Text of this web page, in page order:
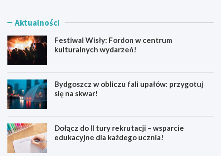
Aktualności
Festiwal Wisły: Fordon w centrum
kulturalnych wydarzeń!
Bydgoszcz w obliczu fali upałów: przygotuj
się na skwar!
Dołącz do II tury rekrutacji – wsparcie
edukacyjne dla każdego ucznia!